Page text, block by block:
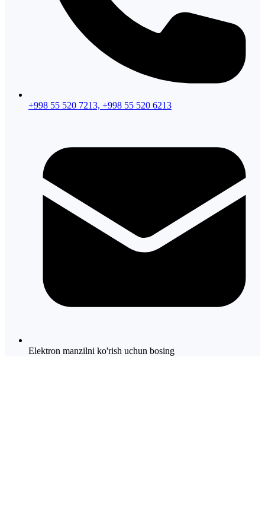
+998 55 520 7213, +998 55 520 6213
Elektron manzilni ko'rish uchun bosing